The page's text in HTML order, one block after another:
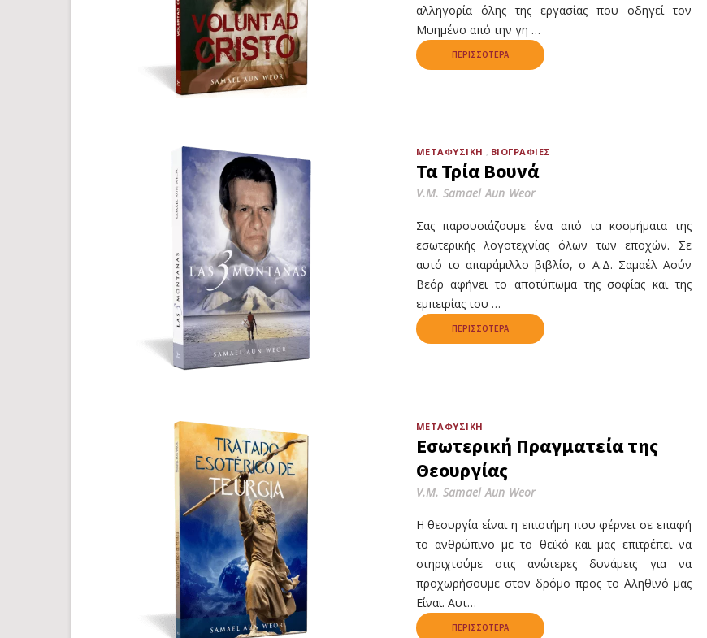
αλληγορία όλης της εργασίας που οδηγεί τον
Μυημένο από την γη …
ΠΕΡΙΣΣΌΤΕΡΑ
ΜΕΤΑΦΥΣΙΚΉ ΒΙΟΓΡΑΦΊΕΣ
Τα Τρία Βουνά
V.M. Samael Aun Weor
Σας παρουσιάζουμε ένα από τα κοσμήματα της
εσωτερικής λογοτεχνίας όλων των εποχών. Σε
αυτό το απαράμιλλο βιβλίο, ο Α.Δ. Σαμαέλ Αούν
Βεόρ αφήνει το αποτύπωμα της σοφίας και της
εμπειρίας του …
ΠΕΡΙΣΣΌΤΕΡΑ
ΜΕΤΑΦΥΣΙΚΉ
Εσωτερική Πραγματεία της
Θεουργίας
V.M. Samael Aun Weor
Η θεουργία είναι η επιστήμη που φέρνει σε επαφή
το ανθρώπινο με το θεϊκό και μας επιτρέπει να
στηριχτούμε στις ανώτερες δυνάμεις για να
προχωρήσουμε στον δρόμο προς το Αληθινό μας
Είναι. Αυτ…
ΠΕΡΙΣΣΌΤΕΡΑ